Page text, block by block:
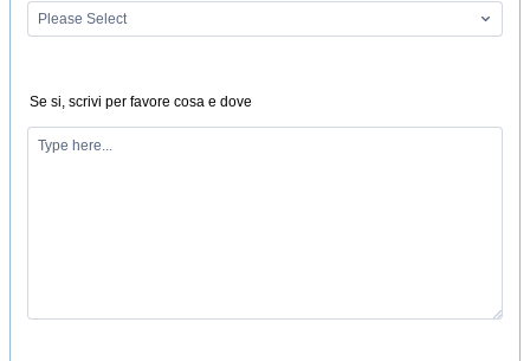
Se si, scrivi per favore cosa e dove